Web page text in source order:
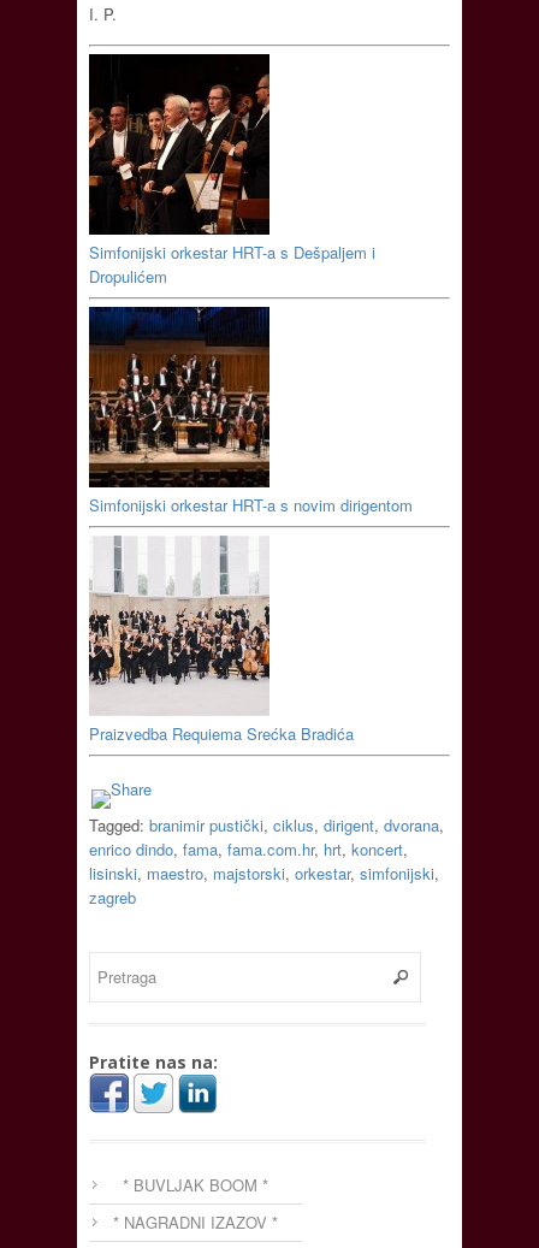
I. P.
Simfonijski orkestar HRT-a s Dešpaljem i
Dropulićem
Simfonijski orkestar HRT-a s novim dirigentom
Praizvedba Requiema Srećka Bradića
Tagged: branimir pustički, ciklus, dirigent, dvorana,
enrico dindo, fama, fama.com.hr, hrt, koncert,
lisinski, maestro, majstorski, orkestar, simfonijski,
zagreb
Pratite nas na:
* BUVLJAK BOOM *
* NAGRADNI IZAZOV *